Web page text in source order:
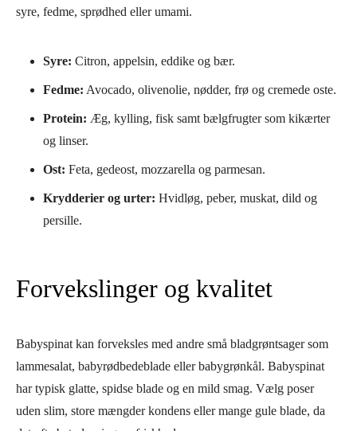
syre, fedme, sprødhed eller umami.
Syre: Citron, appelsin, eddike og bær.
Fedme: Avocado, olivenolie, nødder, frø og cremede oste.
Protein: Æg, kylling, fisk samt bælgfrugter som kikærter
og linser.
Ost: Feta, gedeost, mozzarella og parmesan.
Krydderier og urter: Hvidløg, peber, muskat, dild og
persille.
Forvekslinger og kvalitet
Babyspinat kan forveksles med andre små bladgrøntsager som
lammesalat, babyrødbedeblade eller babygrønkål. Babyspinat
har typisk glatte, spidse blade og en mild smag. Vælg poser
uden slim, store mængder kondens eller mange gule blade, da